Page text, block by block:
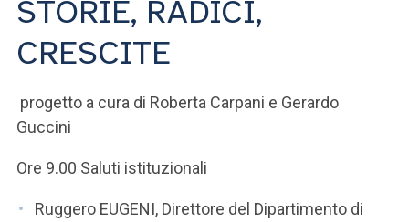
SEI UN DOCENTE O UN MEMBRO DELLO STAFF
STORIE, RADICI,
CRESCITE
progetto a cura di Roberta Carpani e Gerardo
Guccini
Ore 9.00 Saluti istituzionali
Ruggero EUGENI, Direttore del Dipartimento di